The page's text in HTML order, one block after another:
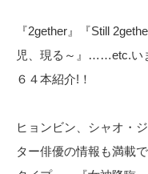
『2gether』『Still
児、現る～』……etc.い
６４本紹介!！
ヒョンビン、シャオ・
ター俳優の情報も満載